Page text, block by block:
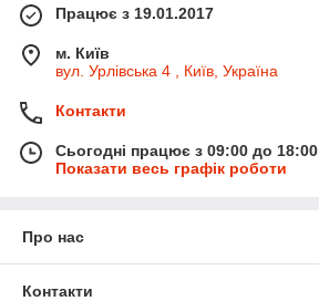
Працює з 19.01.2017
м. Київ
вул. Урлівська 4 , Київ, Україна
Контакти
Сьогодні працює з 09:00 до 18:00
Показати весь графік роботи
Про нас
Контакти